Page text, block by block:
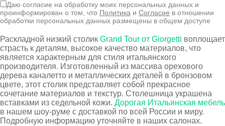
Даю согласие на обработку моих персональных данных и
проинформирован о том, что Политика и Согласие в отношении
обработки персональных данных размещены в общем доступе
Раскладной низкий столик Grand Tour от Giorgetti воплощает
страсть к деталям, высокое качество материалов, что
является характерным для стиля итальянского
производителя. Изготовленный из массива орехового
дерева каналетто и металлических деталей в бронзовом
цвете, этот столик представляет собой прекрасное
сочетание материалов и текстур. Столешница украшена
вставками из седельной кожи. Дорогая Итальянская мебель
в нашем шоу-руме с доставкой по всей России и миру.
Подробную информацию уточняйте в наших салонах.